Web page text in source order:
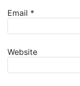
Email *
Website